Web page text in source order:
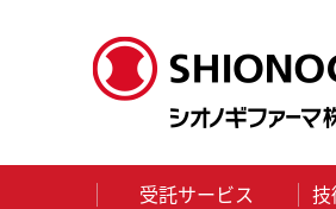
受託サービス 技
HOME メディア